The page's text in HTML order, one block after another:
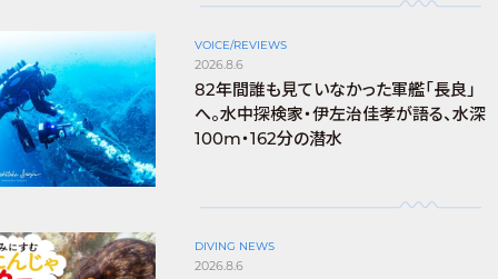
VOICE/REVIEWS
2026.8.6
82年間誰も見ていなかった軍艦「長良」
へ。水中探検家・伊左治佳孝が語る、水深
100m・162分の潜水
DIVING NEWS
2026.8.6